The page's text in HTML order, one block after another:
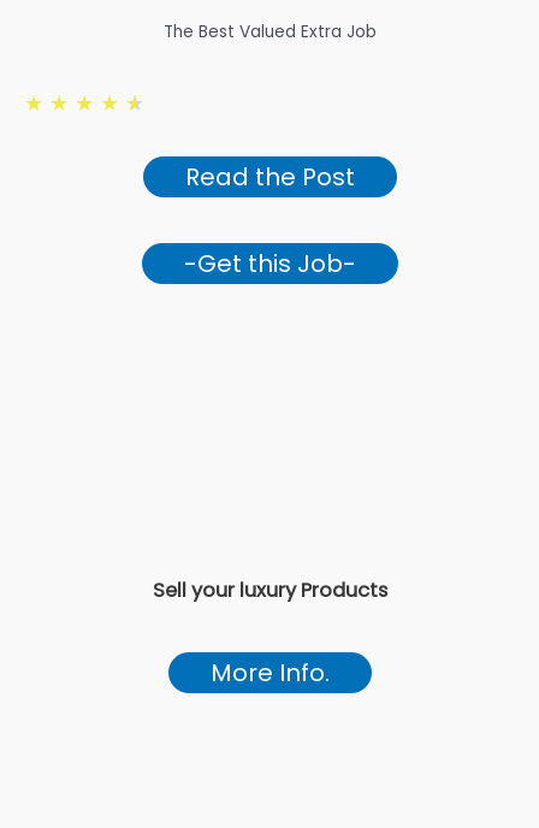
The Best Valued Extra Job
★ ★ ★ ★ ★
Read the Post
-Get this Job-
Sell your luxury Products
More Info.